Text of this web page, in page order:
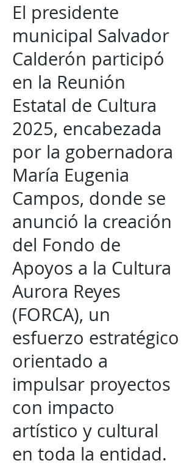
El presidente
municipal Salvador
Calderón participó
en la Reunión
Estatal de Cultura
2025, encabezada
por la gobernadora
María Eugenia
Campos, donde se
anunció la creación
del Fondo de
Apoyos a la Cultura
Aurora Reyes
(FORCA), un
esfuerzo estratégico
orientado a
impulsar proyectos
con impacto
artístico y cultural
en toda la entidad.